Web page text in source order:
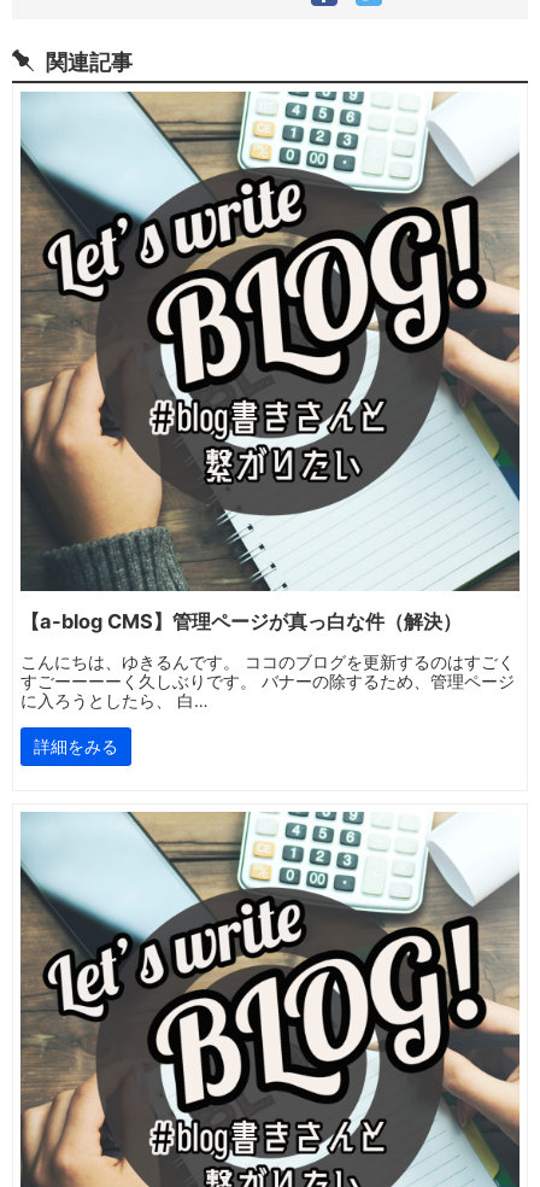
関連記事
【a-blog CMS】管理ページが真っ白な件（解決）
こんにちは、ゆきるんです。 ココのブログを更新するのはすごく
すごーーーーく久しぶりです。 バナーの除するため、管理ページ
に入ろうとしたら、 白…
詳細をみる